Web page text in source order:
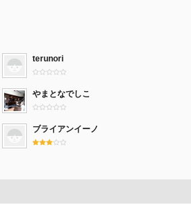
terunori
やまとなでしこ
ブライアンイーノ